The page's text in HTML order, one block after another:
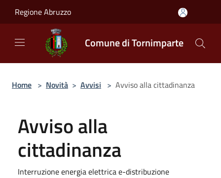
Regione Abruzzo
Comune di Tornimparte
Home > Novità > Avvisi > Avviso alla cittadinanza
Avviso alla
cittadinanza
Interruzione energia elettrica e-distribuzione